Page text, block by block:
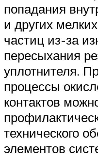
попадания
и других
частиц из-за
пересыхания
уплотнителя.
процессы
контактов
технического
элементов